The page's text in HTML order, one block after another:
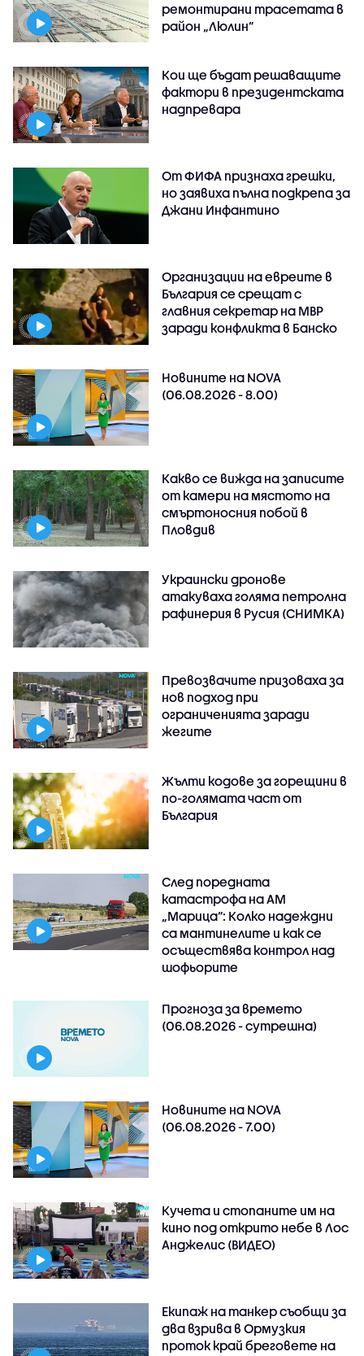
ремонтирани трасетата в
район „Люлин”
Кои ще бъдат решаващите
фактори в президентската
надпревара
От ФИФА признаха грешки,
но заявиха пълна подкрепа за
Джани Инфантино
Организации на евреите в
България се срещат с
главния секретар на МВР
заради конфликта в Банско
Новините на NOVA
(06.08.2026 - 8.00)
Какво се вижда на записите
от камери на мястото на
смъртоносния побой в
Пловдив
Украински дронове
атакуваха голяма петролна
рафинерия в Русия (СНИМКА)
Превозвачите призоваха за
нов подход при
ограниченията заради
жегите
Жълти кодове за горещини в
по-голямата част от
България
След поредната
катастрофа на АМ
„Марица”: Колко надеждни
са мантинелите и как се
осъществява контрол над
шофьорите
Прогноза за времето
(06.08.2026 - сутрешна)
Новините на NOVA
(06.08.2026 - 7.00)
Кучета и стопаните им на
кино под открито небе в Лос
Анджелис (ВИДЕО)
Екипаж на танкер съобщи за
два взрива в Ормузкия
проток край бреговете на